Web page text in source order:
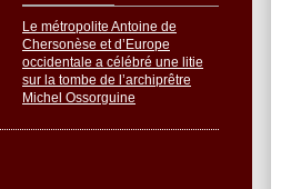
Le métropolite Antoine de
Chersonèse et d’Europe
occidentale a célébré une litie
sur la tombe de l’archiprêtre
Michel Ossorguine